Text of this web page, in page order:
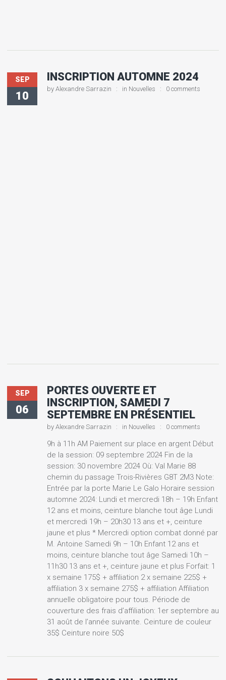
SEP
10
INSCRIPTION AUTOMNE 2024
by Alexandre Sarrazin in Nouvelles 0 comments
SEP
06
PORTES OUVERTE ET
INSCRIPTION, SAMEDI 7
SEPTEMBRE EN PRÉSENTIEL
by Alexandre Sarrazin in Nouvelles 0 comments
9h à 11h AM Paiement sur place en argent Début
de la session: 09 septembre 2024 Fin de la
session: 30 novembre 2024 Où: Val Marie 88
chemin du passage Trois-Rivières G8T 2M3 Note:
Entrée par la porte Marie Le Galo Horaire session
automne 2024: Lundi et mercredi 18h – 19h Enfant
12 ans et moins, ceinture blanche tout âge Lundi
et mercredi 19h – 20h30 13 ans et +, ceinture
jaune et plus * Mercredi option combat donné par
M. Antoine Samedi 9h – 10h Enfant 12 ans et
moins, ceinture blanche tout âge Samedi 10h –
11h30 13 ans et +, ceinture jaune et plus Forfait: 1
x semaine 175$ + affiliation 2 x semaine 225$ +
affiliation 3 x semaine 275$ + affiliation Affiliation
annuelle obligatoire pour tous. Période de
couverture des frais d’affiliation: 1er septembre au
31 août de l’année suivante. Ceinture de couleur
35$ Ceinture noire 50$